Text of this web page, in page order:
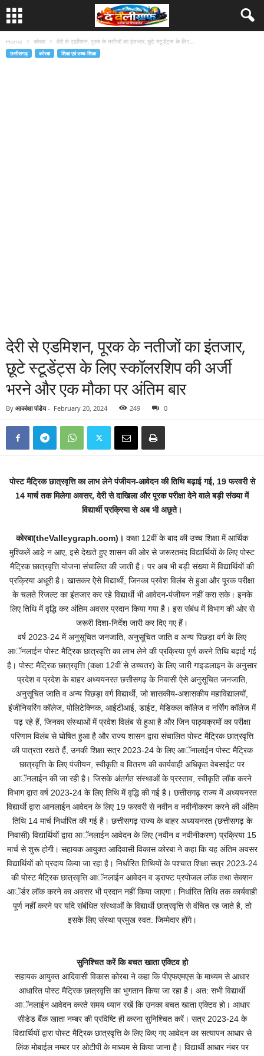
Home कोरबा देरी से एडमिशन, पूरक के नतीजों का इंतजार, छूटे स्टूडेंट्स के लिए...
छत्तीसगढ़ कोरबा शिक्षा एवं उच्च-शिक्षा
देरी से एडमिशन, पूरक के नतीजों का इंतजार,
छूटे स्टूडेंट्स के लिए स्कॉलरशिप की अर्जी
भरने और एक मौका पर अंतिम बार
By आकांक्षा पांडेय- February 20, 2024 249 0
पोस्ट मैट्रिक छात्रवृत्ति का लाभ लेने पंजीयन-आवेदन की तिथि बढ़ाई गई, 19 फरवरी से
14 मार्च तक मिलेगा अवसर, देरी से दाखिला और पूरक परीक्षा देने वाले बड़ी संख्या में
विद्यार्थी प्रक्रिया से अब भी अछूते।
कोरबा(theValleygraph.com)। कक्षा 12वीं के बाद की उच्च शिक्षा में आर्थिक
मुश्किलें आड़े न आए, इसे देखते हुए शासन की ओर से जरूरतमंद विद्यार्थियों के लिए पोस्ट
मैट्रिक छात्रवृत्ति योजना संचालित की जाती है। पर अब भी बड़ी संख्या में विद्यार्थियों की
प्रक्रिया अधूरी है। खासकर ऐेसे विद्यार्थी, जिनका प्रवेश विलंब से हुआ और पूरक परीक्षा
के चलते रिजल्ट का इंतजार कर रहे विद्यार्थी भी आवेदन-पंजीयन नहीं करा सके। इनके
लिए तिथि में वृद्धि कर अंतिम अवसर प्रदान किया गया है। इस संबंध में विभाग की ओर से
जरूरी दिशा-निर्देश जारी कर दिए गए हैं।
वर्ष 2023-24 में अनुसूचित जनजाति, अनुसूचित जाति व अन्य पिछड़ा वर्ग के लिए
आॅनलाईन पोस्ट मैट्रिक छात्रवृत्ति का लाभ लेने की प्रक्रिया पूर्ण करने तिथि बढ़ाई गई
है। पोस्ट मैट्रिक छात्रवृत्ति (कक्षा 12वीं से उच्चतर) के लिए जारी गाइडलाइन के अनुसार
प्रदेश व प्रदेश के बाहर अध्ययनरत छत्तीसगढ़ के निवासी ऐसे अनुसूचित जनजाति,
अनुसूचित जाति व अन्य पिछड़ा वर्ग विद्यार्थी, जो शासकीय-अशासकीय महाविद्यालयों,
इंजीनियरिंग कॉलेज, पोलिटेक्निक, आईटीआई, डाईट, मेडिकल कॉलेज व नर्सिंग कॉलेज में
पढ़ रहे हैं, जिनका संस्थाओं में प्रवेश विलंब से हुआ है और जिन पाठ्यक्रमों का परीक्षा
परिणाम विलंब से घोषित हुआ है और राज्य शासन द्वारा संचालित पोस्ट मैट्रिक छात्रवृत्ति
की पात्रता रखते हैं, उनकी शिक्षा सत्र 2023-24 के लिए आॅनालाईन पोस्ट मैट्रिक
छात्रवृत्ति के लिए पंजीयन, स्वीकृति व वितरण की कार्यवाही अधिकृत वेबसाईट पर
आॅनलाईन की जा रही है। जिसके अंतर्गत संस्थाओं के प्रस्ताव, स्वीकृति लॉक करने
विभाग द्वारा वर्ष 2023-24 के लिए तिथि में वृद्धि की गई है। छत्तीसगढ़ राज्य में अध्ययनरत
विद्यार्थी द्वारा आनलाईन आवेदन के लिए 19 फरवरी से नवीन व नवीनीकरण करने की अंतिम
तिथि 14 मार्च निर्धारित की गई है। छत्तीसगढ़ राज्य के बाहर अध्ययनरत (छत्तीसगढ़ के
निवासी) विद्यार्थियों द्वारा आॅनलाईन आवेदन के लिए (नवीन व नवीनीकरण) प्रक्रिया 15
मार्च से शुरू होगी। सहायक आयुक्त आदिवासी विकास कोरबा ने कहा कि यह अंतिम अवसर
विद्यार्थियों को प्रदाय किया जा रहा है। निर्धारित तिथियों के पश्चात शिक्षा सत्र 2023-24
की पोस्ट मैट्रिक छात्रवृत्ति आॅनलाईन आवेदन व ड्राफ्ट प्रपोजल लॉक तथा सेक्शन
आॅर्डर लॉक करने का अवसर भी प्रदान नहीं किया जाएगा। निर्धारित तिथि तक कार्यवाही
पूर्ण नहीं करने पर यदि संबंधित संस्थाओं के विद्यार्थी छात्रवृत्ति से वंचित रह जाते है, तो
इसके लिए संस्था प्रमुख स्वत: जिम्मेदार होंगे।
सुनिश्चित करें कि बचत खाता एक्टिव हो
सहायक आयुक्त आदिवासी विकास कोरबा ने कहा कि पीएफएमएस के माध्यम से आधार
आधारित पोस्ट मैट्रिक छात्रवृत्ति का भुगतान किया जा रहा है। अत: सभी विद्यार्थी
आॅनलाईन आवेदन करते समय ध्यान रखें कि उनका बचत खाता एक्टिव हो। आधार
सीडेड बैंक खाता नम्बर की प्रविष्टि ही करना सुनिश्चित करें। सत्र 2023-24 के
विद्यार्थियों द्वारा पोस्ट मैट्रिक छात्रवृत्ति के लिए किए गए आवेदन का सत्यापन आधार से
लिंक मोबाईल नम्बर पर ओटीपी के माध्यम से किया जाना है। विद्यार्थी आधार नंबर पर